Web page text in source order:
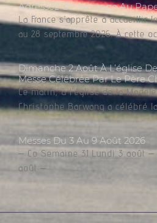
Adressez Un Message Au
La France s’apprête à accueillir
au 28 septembre 2026. À cette
Dimanche 2 Août À L’église
Messe Célébrée Par Le Père
Ce matin, à l’église de la
Christophe Barwang a célébré
Messes Du 3 Au 9 Août 2026
– Co Semaine 31 Lundi 3 août
août –